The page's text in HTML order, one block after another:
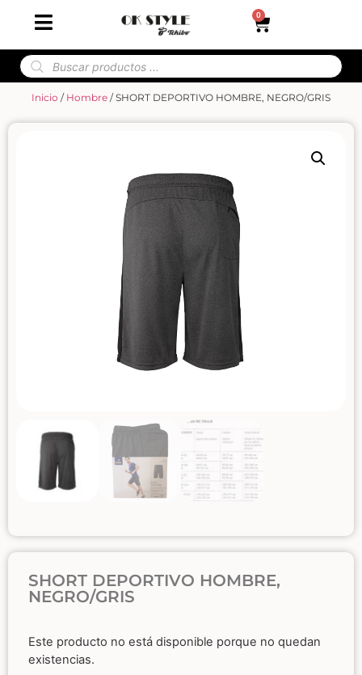
0
Inicio / Hombre / SHORT DEPORTIVO HOMBRE, NEGRO/GRIS
SHORT DEPORTIVO HOMBRE,
NEGRO/GRIS
Este producto no está disponible porque no quedan
existencias.